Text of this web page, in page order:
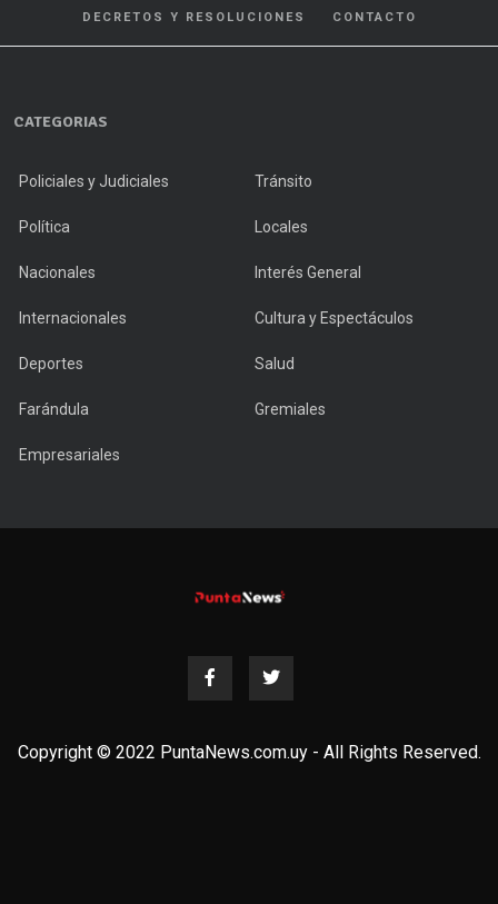
DECRETOS Y RESOLUCIONES
CONTACTO
CATEGORIAS
Policiales y Judiciales Tránsito
Política Locales
Nacionales Interés General
Internacionales Cultura y Espectáculos
Deportes Salud
Farándula Gremiales
Empresariales
Copyright © 2022 PuntaNews.com.uy - All Rights Reserved.